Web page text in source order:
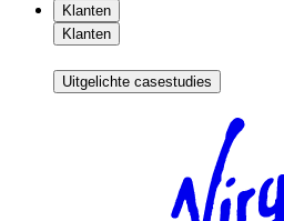
Klanten
Klanten
Uitgelichte casestudies